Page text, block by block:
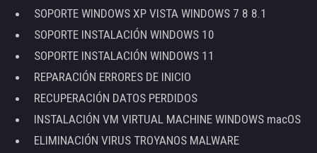
SOPORTE WINDOWS XP VISTA WINDOWS 7 8 8.1
SOPORTE INSTALACIÓN WINDOWS 10
SOPORTE INSTALACIÓN WINDOWS 11
REPARACIÓN ERRORES DE INICIO
RECUPERACIÓN DATOS PERDIDOS
INSTALACIÓN VM VIRTUAL MACHINE WINDOWS macOS
ELIMINACIÓN VIRUS TROYANOS MALWARE